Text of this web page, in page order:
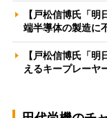
【戸松信博氏「
端半導体の製造に
【戸松信博氏「
えるキープレー